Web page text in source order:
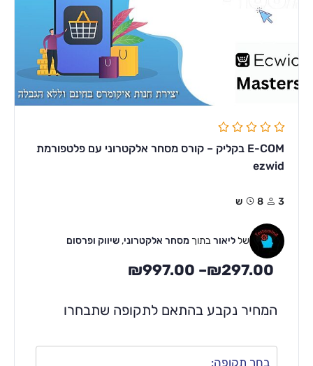
E-COM בקליק – קורס מסחר אלקטרוני עם פלטפורמת
ezwid
3 8ש
שלליאורבתוך מסחר אלקטרוני,שיווק ופרסום
₪297.00
–
₪997.00
המחיר נקבע בהתאם לתקופה שתבחרו
בחר תקופה: